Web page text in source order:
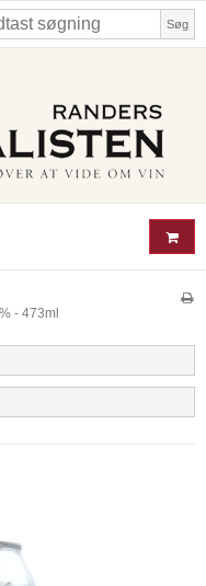
Søg
- 473ml